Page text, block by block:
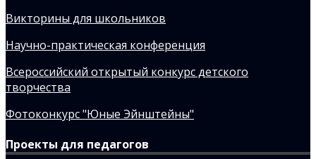
Викторины для школьников
Научно-практическая конференция
Всероссийский открытый конкурс детского
творчества
Фотоконкурс "Юные Эйнштейны"
Проекты для педагогов